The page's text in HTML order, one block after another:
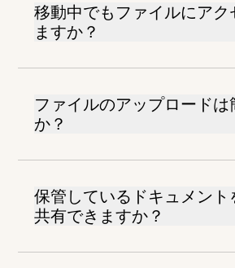
移動中でもファイルにアク
ますか？
ファイルのアップロードは
か？
保管しているドキュメント
共有できますか？